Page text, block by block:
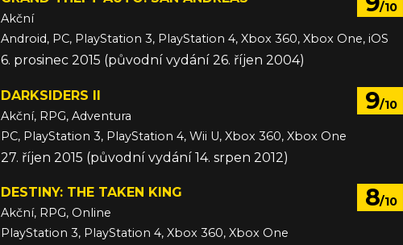
/10
Akční
Android, PC, PlayStation 3, PlayStation 4, Xbox 360, Xbox One, iOS
6. prosinec 2015 (původní vydání 26. říjen 2004)
9/10
DARKSIDERS II
Akční, RPG, Adventura
PC, PlayStation 3, PlayStation 4, Wii U, Xbox 360, Xbox One
27. říjen 2015 (původní vydání 14. srpen 2012)
8/10
DESTINY: THE TAKEN KING
Akční, RPG, Online
PlayStation 3, PlayStation 4, Xbox 360, Xbox One